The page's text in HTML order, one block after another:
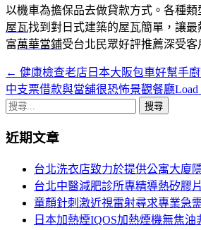
以機車為擔保品去做貸款方式。各種
屋瓦找到對日式建築的屋瓦簡單，讓
富萬華當鋪受台北民眾好評推薦深受客
文
章
覽
← 健康檢查老店日本大阪包車好幫手
中支票借款與當舖很恐怖景觀餐廳
搜
關
近期文章
台北洗衣店致力於提供公寓大廈
台北中醫減肥診所專精導熱矽膠
童顏針刺激近視雷射尋求專業急
日本加熱煙IQOS加熱煙機無焦